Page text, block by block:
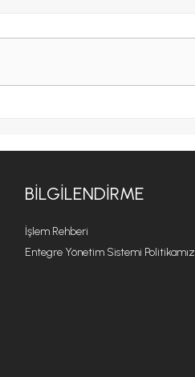
BILGILENDIRME
İşlem Rehberi
Entegre Yönetim Sistemi Politikamız